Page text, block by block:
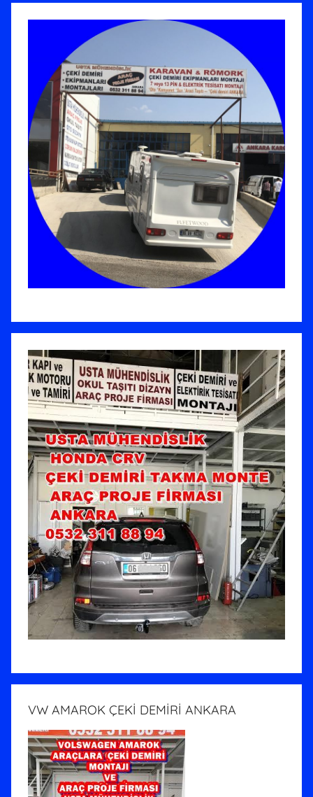
n
m
i
ş
VW AMAROK ÇEKİ DEMİRİ ANKARA